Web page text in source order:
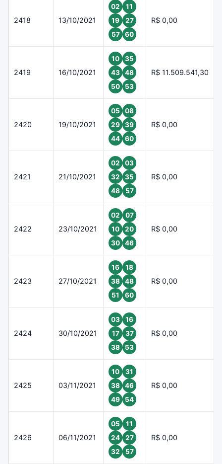
2418 13/10/2021
02
11
19
27
57
60
R$ 0,00
2419 16/10/2021
10
35
43
48
50
53
R$ 11.509.541,30
2420 19/10/2021
05
08
29
39
44
60
R$ 0,00
2421 21/10/2021
02
03
32
35
48
57
R$ 0,00
2422 23/10/2021
02
07
10
20
30
46
R$ 0,00
2423 27/10/2021
16
18
38
48
51
60
R$ 0,00
2424 30/10/2021
03
16
17
37
38
53
R$ 0,00
2425 03/11/2021
10
31
38
46
49
54
R$ 0,00
2426 06/11/2021
05
11
24
27
32
57
R$ 0,00